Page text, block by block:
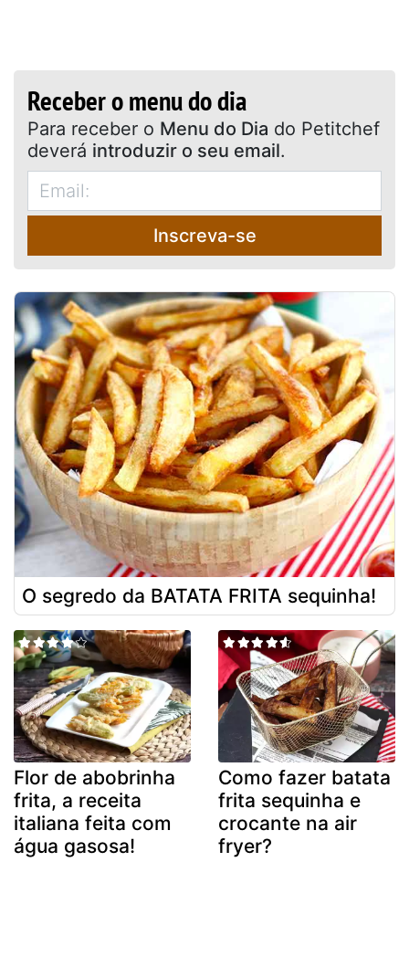
Receber o menu do dia
Para receber o Menu do Dia do Petitchef
deverá introduzir o seu email.
Inscreva-se
O segredo da BATATA FRITA sequinha!
Flor de abobrinha
frita, a receita
italiana feita com
água gasosa!
Como fazer batata
frita sequinha e
crocante na air
fryer?